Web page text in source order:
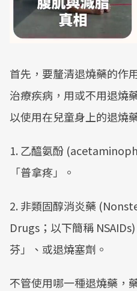
首先，要釐清退燒藥的作
治療疾病，用或不用退燒
以使用在兒童身上的退燒
1. 乙醯氨酚
「普拿疼」。
2. 非類固醇消炎藥
Drugs；以下簡稱
芬」、或退燒塞劑。
不管使用哪一種退燒藥，